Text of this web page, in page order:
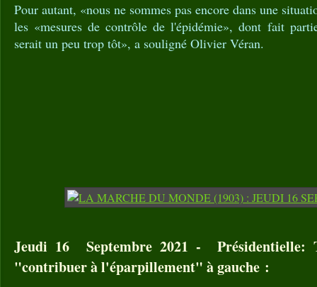
Pour autant, «nous ne sommes pas encore dans une
les «mesures de contrôle de l'épidémie», dont fait
serait un peu trop tôt», a souligné Olivier Véran.
Jeudi 16 Septembre 2021 - Présidentielle:
"contribuer à l'éparpillement" à gauche :